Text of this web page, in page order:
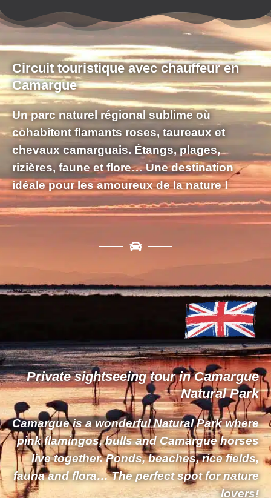
Circuit touristique avec chauffeur en
Camargue
Unparc naturel régionalsublime où
cohabitentflamants roses, taureaux et
chevaux camarguais. Étangs, plages,
rizières, faune et flore… Une destination
idéale pour lesamoureux de la nature!
Private sightseeing tour in Camargue
Natural Park
Camargue is a wonderfulNatural Parkwhere
pink flamingos, bulls and Camargue horses
live together. Ponds, beaches, rice fields,
fauna and flora… The perfect spot fornature
lovers!